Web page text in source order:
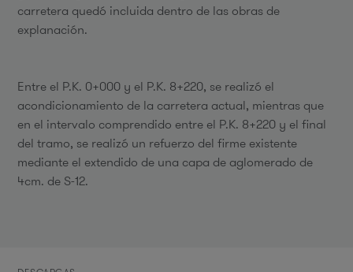
carretera quedó incluida dentro de las obras de
explanación.
Entre el P.K. 0+000 y el P.K. 8+220, se realizó el
acondicionamiento de la carretera actual, mientras que
en el intervalo comprendido entre el P.K. 8+220 y el final
del tramo, se realizó un refuerzo del firme existente
mediante el extendido de una capa de aglomerado de
4cm. de S-12.